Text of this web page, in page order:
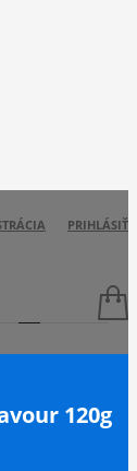
PRIHLÁSIŤ
120g